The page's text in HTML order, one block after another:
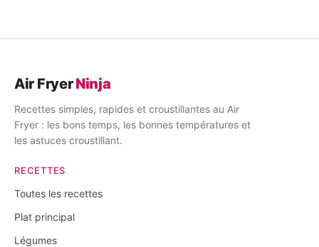
publications
Air FryerNinja
Recettes simples, rapides et croustillantes au Air
Fryer : les bons temps, les bonnes températures et
les astuces croustillant.
RECETTES
Toutes les recettes
Plat principal
Légumes